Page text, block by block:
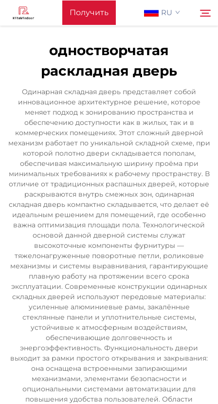
Получить RU
Главная Страница
Поддерживать
Produkty
Применение
Новости
Связаться С Нами
Поиск
одностворчатая
раскладная дверь
Одинарная складная дверь представляет собой
инновационное архитектурное решение, которое
меняет подход к зонированию пространства и
обеспечению доступности как в жилых, так и в
коммерческих помещениях. Этот сложный дверной
механизм работает по уникальной складной схеме, при
которой полотно двери складывается пополам,
обеспечивая максимальную ширину проёма при
минимальных требованиях к рабочему пространству. В
отличие от традиционных распашных дверей, которые
раскрываются внутрь смежных зон, одинарная
складная дверь компактно складывается, что делает её
идеальным решением для помещений, где особенно
важна оптимизация площади пола. Технологической
основой данной дверной системы служат
высокоточные компоненты фурнитуры —
тяжелонагруженные поворотные петли, роликовые
механизмы и системы выравнивания, гарантирующие
плавную работу на протяжении всего срока
эксплуатации. Современные конструкции одинарных
складных дверей используют передовые материалы:
усиленные алюминиевые рамы, закалённые
стеклянные панели и уплотнительные системы,
устойчивые к атмосферным воздействиям,
обеспечивающие долговечность и
энергоэффективность. Функциональность двери
выходит за рамки простого открывания и закрывания:
она оснащена встроенными запирающими
механизмами, элементами безопасности и
опциональными системами автоматизации для
повышения удобства пользователей. Области